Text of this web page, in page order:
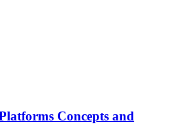
Concepts and